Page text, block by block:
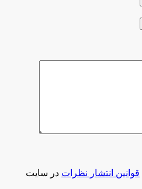
قوانین انتشار نظرات در سایت